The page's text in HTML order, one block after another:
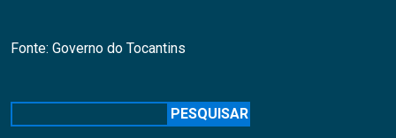
Fonte: Governo do Tocantins
PESQUISAR